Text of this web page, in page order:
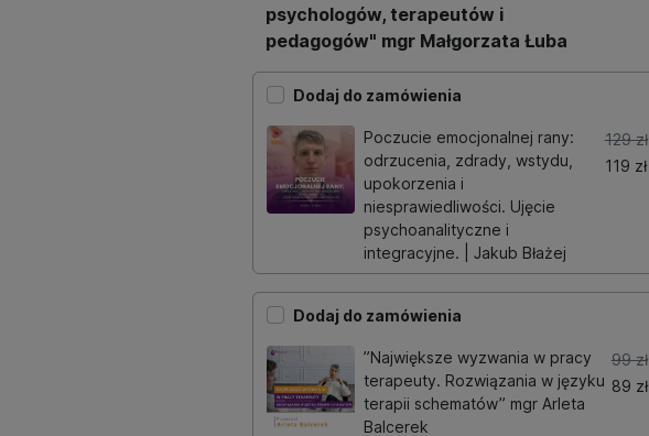
psychologów, terapeutów i
pedagogów" mgr Małgorzata Łuba
Dodaj do zamówienia
Poczucie emocjonalnej rany:
odrzucenia, zdrady, wstydu,
upokorzenia i
niesprawiedliwości. Ujęcie
psychoanalityczne i
integracyjne. | Jakub Błażej
129 zł
119 zł
Dodaj do zamówienia
”Największe wyzwania w pracy
terapeuty. Rozwiązania w języku
terapii schematów” mgr Arleta
Balcerek
99 zł
89 zł